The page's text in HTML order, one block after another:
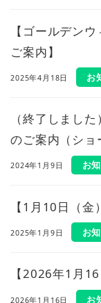
【ゴールデン
ご案内】
2025年4月18日 お
（終了しまし
のご案内（ショ
2024年1月9日 お
【1月10日（金
2025年1月9日 お
【2026年1月
2026年1月16日 お